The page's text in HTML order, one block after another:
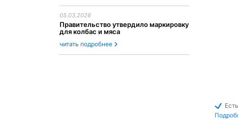
05.03.2026
Правительство утвердило маркировку
для колбас и мяса
читать подробнее